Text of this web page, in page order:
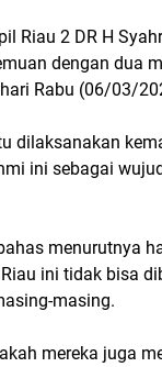
Riau 2 DR H
dengan dua
Rabu (06/03/
dilaksanakan
ini sebagai
menurutnya
ini tidak bisa
masing.
mereka juga